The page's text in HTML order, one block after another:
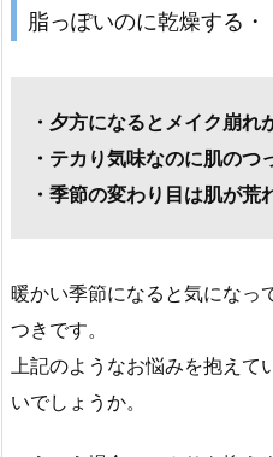
脂っぽいのに乾燥する・
・夕方になるとメイク崩れ
・テカり気味なのに肌のつ
・季節の変わり目は肌が荒
暖かい季節になると気になっ
つきです。
上記のようなお悩みを抱えて
いでしょうか。